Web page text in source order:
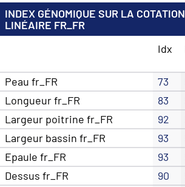
INDEX GÉNOMIQUE SUR LA COTATION
LINÉAIRE FR_FR
Idx
Peau fr_FR 73
Longueur fr_FR
83
Largeur poitrine fr_FR
92
Largeur bassin fr_FR
93
Epaule fr_FR
93
Dessus fr_FR
90